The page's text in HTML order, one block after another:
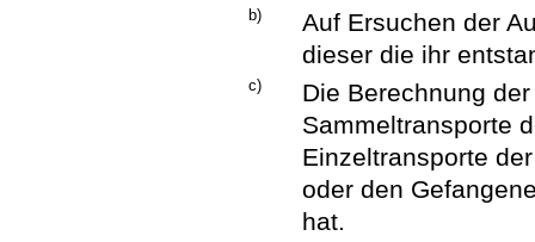
b)
Auf Ersuchen der
dieser die ihr
c)
Die Berechnung
Sammeltransporte
Einzeltransporte
oder den
hat.